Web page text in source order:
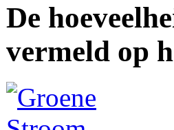
De
vermeld op